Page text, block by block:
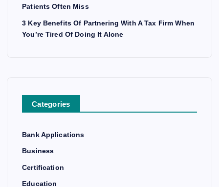
Patients Often Miss
3 Key Benefits Of Partnering With A Tax Firm When
You’re Tired Of Doing It Alone
Categories
Bank Applications
Business
Certification
Education